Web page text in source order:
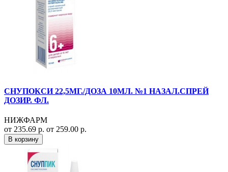
СНУПОКСИ 22,5МГ./ДОЗА 10МЛ. №1 НАЗАЛ.СПРЕЙ
ДОЗИР. ФЛ.
НИЖФАРМ
от 235.69 р. от 259.00 р.
В корзину